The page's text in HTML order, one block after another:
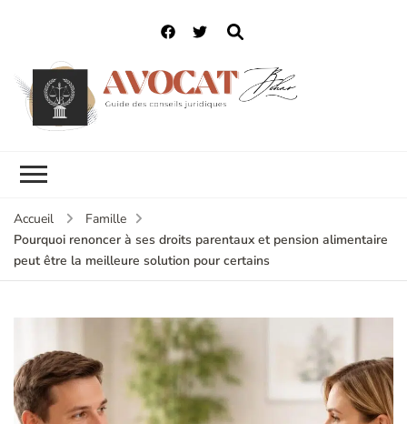
Accueil
Famille
Pourquoi renoncer à ses droits parentaux et pension alimentaire
peut être la meilleure solution pour certains